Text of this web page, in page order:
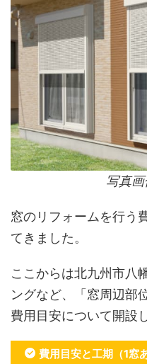
写真画
窓のリフォームを行う
てきました。
ここからは北九州市八
ングなど、「窓周辺部
費用目安について開設
費用目安と工期（1窓